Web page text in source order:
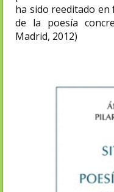
ha sido reeditado
de la poesía
Madrid, 2012)